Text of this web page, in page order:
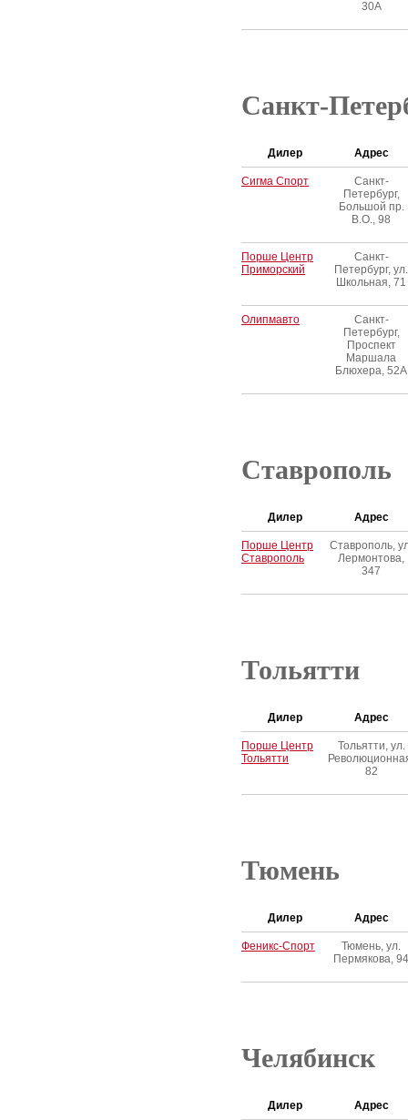
30А
Санкт-
Дилер Адрес
Сигма Спорт
Санкт-
Петербург,
Большой пр.
В.О., 98
Порше Центр
Приморский
Санкт-
Петербург, ул.
Школьная, 71
Олипмавто
Санкт-
Петербург,
Проспект
Маршала
Блюхера, 52А
Ставрополь
Дилер Адрес
Порше Центр
Ставрополь
Ставрополь,
Лермонтова,
347
Тольятти
Дилер Адрес
Порше Центр
Тольятти
Тольятти, ул.
82
Тюмень
Дилер Адрес
Феникс-Спорт
Тюмень, ул.
Пермякова, 94
Челябинск
Дилер Адрес